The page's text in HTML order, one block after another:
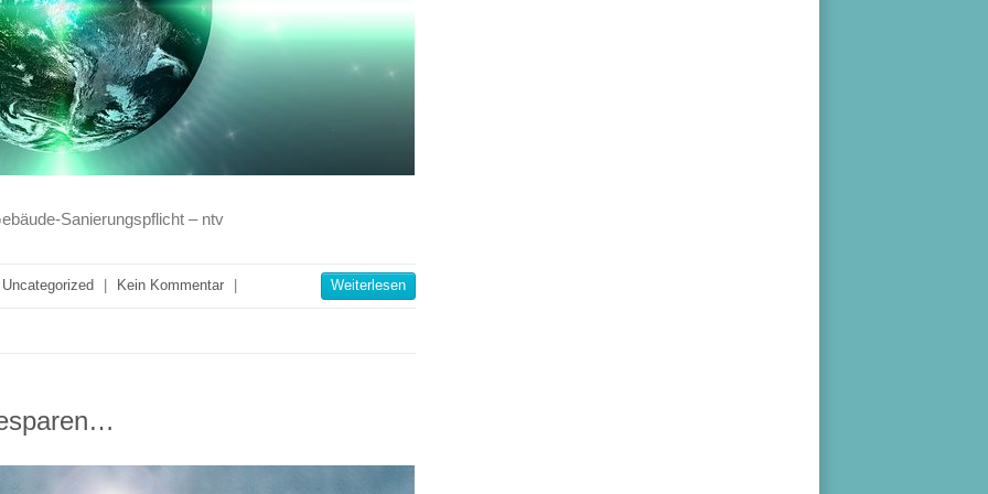
Sanierungspflicht – ntv
Uncategorized Kein Kommentar Weiterlesen